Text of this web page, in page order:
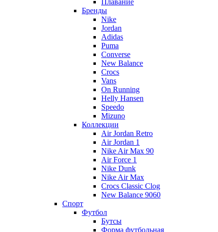
Бренды
Nike
Jordan
Adidas
Puma
Converse
New Balance
Crocs
Vans
On Running
Helly Hansen
Speedo
Mizuno
Коллекции
Air Jordan Retro
Air Jordan 1
Nike Air Max 90
Air Force 1
Nike Dunk
Nike Air Max
Crocs Classic Clog
New Balance 9060
Спорт
Футбол
Бутсы
Форма футбольная